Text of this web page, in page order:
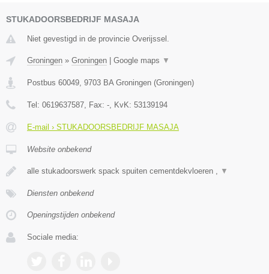
STUKADOORSBEDRIJF MASAJA
Niet gevestigd in de provincie Overijssel.
Groningen » Groningen Google maps ▼
Postbus 60049, 9703 BA Groningen (Groningen)
Tel: 0619637587, Fax: -, KvK: 53139194
E-mail › STUKADOORSBEDRIJF MASAJA
Website onbekend
alle stukadoorswerk spack spuiten cementdekvloeren , ▼
Diensten onbekend
Openingstijden onbekend
Sociale media: